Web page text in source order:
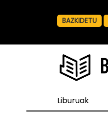
BAZKIDETU
Liburuak